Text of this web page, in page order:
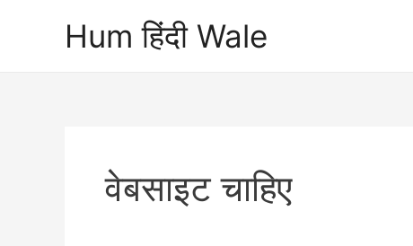
Hum हिंदी Wale
वेबसाइट चाहिए